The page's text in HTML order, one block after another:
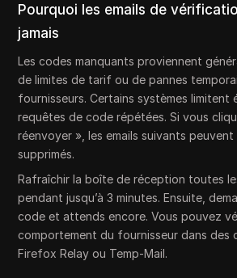
Pourquoi les emails de
jamais
Les codes manquants proviennent
de limites de tarif ou de pannes
fournisseurs. Certains systèmes limitent
requêtes de code répétées. Si vous
réenvoyer », les emails suivants
supprimés.
Rafraîchir la boîte de réception toutes
pendant jusqu’à 3 minutes. Ensuite,
code et attends encore. Vous pouvez
comportement du fournisseur dans des
Firefox Relay ou Temp-Mail.